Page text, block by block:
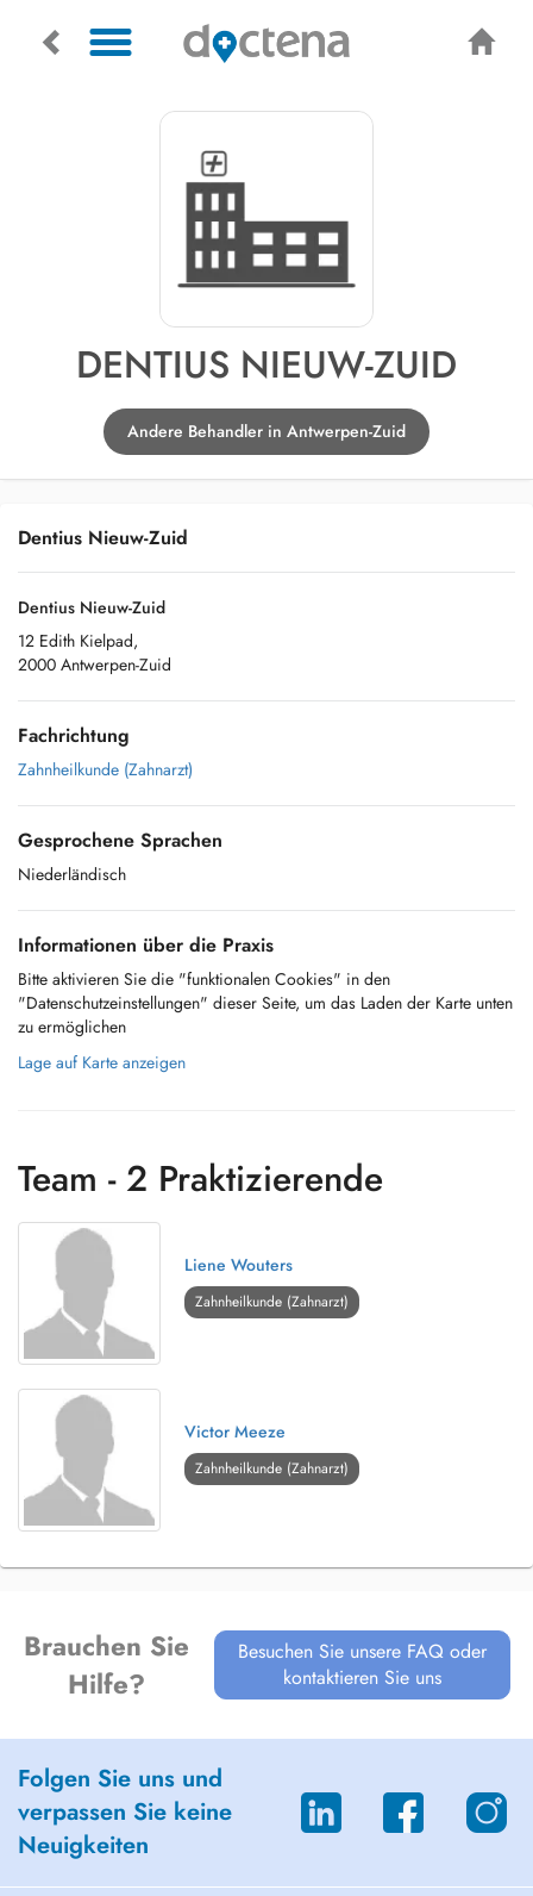
DENTIUS NIEUW-ZUID
Andere Behandler in Antwerpen-Zuid
Dentius Nieuw-Zuid
Dentius Nieuw-Zuid
12 Edith Kielpad,
2000 Antwerpen-Zuid
Fachrichtung
Zahnheilkunde (Zahnarzt)
Gesprochene Sprachen
Niederländisch
Informationen über die Praxis
Bitte aktivieren Sie die "funktionalen Cookies" in den
"Datenschutzeinstellungen" dieser Seite, um das Laden der Karte unten
zu ermöglichen
Lage auf Karte anzeigen
Team - 2 Praktizierende
Liene Wouters
Zahnheilkunde (Zahnarzt)
Victor Meeze
Zahnheilkunde (Zahnarzt)
Brauchen Sie
Hilfe?
Besuchen Sie unsere FAQ oder
kontaktieren Sie uns
Folgen Sie uns und
verpassen Sie keine
Neuigkeiten